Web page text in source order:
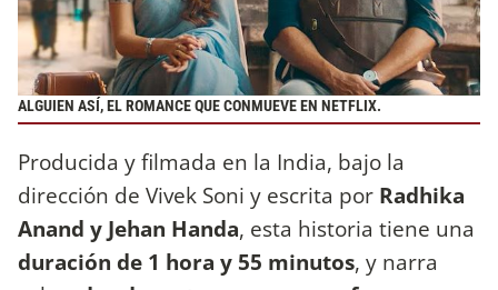
ALGUIEN ASÍ, EL ROMANCE QUE CONMUEVE EN NETFLIX.
Producida y filmada en la India, bajo la
dirección de Vivek Soni y escrita por Radhika
Anand y Jehan Handa, esta historia tiene una
duración de 1 hora y 55 minutos, y narra